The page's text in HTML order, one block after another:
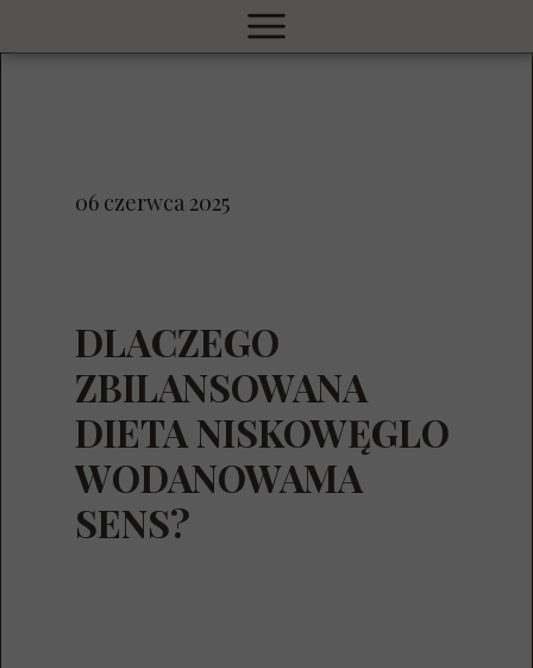
DLACZEGO
ZBILANSOWANA
DIETA NISKOWĘGLO
WODANOWAMA
SENS?
06 czerwca 2025